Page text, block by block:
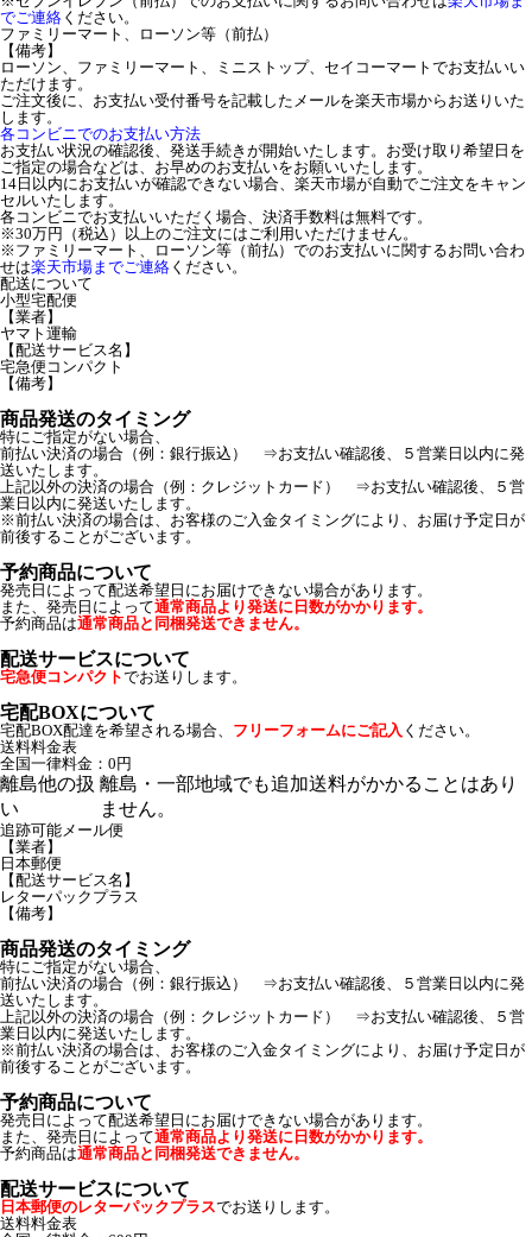
でご連絡 ください。
ファミリーマート、ローソン等（前払）
【備考】
ローソン、ファミリーマート、ミニストップ、セイコーマートでお支払いい
ただけます。
ご注文後に、お支払い受付番号を記載したメールを楽天市場からお送りいた
します。
各コンビニでのお支払い方法
お支払い状況の確認後、発送手続きが開始いたします。お受け取り希望日を
ご指定の場合などは、お早めのお支払いをお願いいたします。
14日以内にお支払いが確認できない場合、楽天市場が自動でご注文をキャン
セルいたします。
各コンビニでお支払いいただく場合、決済手数料は無料です。
※30万円（税込）以上のご注文にはご利用いただけません。
※ファミリーマート、ローソン等（前払）でのお支払いに関するお問い合わ
せは楽天市場までご連絡 ください。
配送について
小型宅配便
【業者】
ヤマト運輸
【配送サービス名】
宅急便コンパクト
【備考】
商品発送のタイミング
特にご指定がない場合、
前払い決済の場合（例：銀行振込） ⇒お支払い確認後、５営業日以内に発
送いたします。
上記以外の決済の場合（例：クレジットカード） ⇒お支払い確認後、５営
業日以内に発送いたします。
※前払い決済の場合は、お客様のご入金タイミングにより、お届け予定日が
前後することがございます。
予約商品について
発売日によって配送希望日にお届けできない場合があります。
また、発売日によって通常商品より発送に日数がかかります。
予約商品は通常商品と同梱発送できません。
配送サービスについて
宅急便コンパクトでお送りします。
宅配BOXについて
宅配BOX配達を希望される場合、 フリーフォームにご記入 ください。
送料料金表
全国一律料金：0円
離島他の扱
い
離島・一部地域でも追加送料がかかることはあり
ません。
追跡可能メール便
【業者】
日本郵便
【配送サービス名】
レターパックプラス
【備考】
商品発送のタイミング
特にご指定がない場合、
前払い決済の場合（例：銀行振込） ⇒お支払い確認後、５営業日以内に発
送いたします。
上記以外の決済の場合（例：クレジットカード） ⇒お支払い確認後、５営
業日以内に発送いたします。
※前払い決済の場合は、お客様のご入金タイミングにより、お届け予定日が
前後することがございます。
予約商品について
発売日によって配送希望日にお届けできない場合があります。
また、発売日によって通常商品より発送に日数がかかります。
予約商品は通常商品と同梱発送できません。
配送サービスについて
日本郵便のレターパックプラスでお送りします。
送料料金表